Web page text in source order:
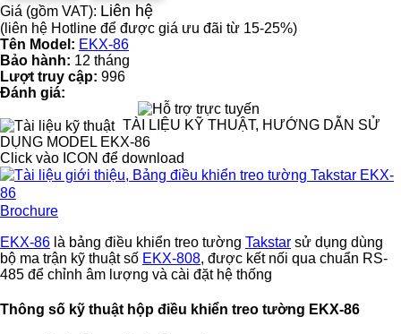
Giá (gồm VAT): Liên hệ
(liên hệ Hotline để được giá ưu đãi từ 15-25%)
Tên Model: EKX-86
Bảo hành: 12 tháng
Lượt truy cập: 996
Đánh giá:
TÀI LIỆU KỸ THUẬT, HƯỚNG DẪN SỬ
DỤNG MODEL EKX-86
Click vào ICON để download
Brochure
EKX-86 là bảng điều khiển treo tường Takstar sử dụng dùng
bộ ma trận kỹ thuật số EKX-808, được kết nối qua chuẩn RS-
485 để chỉnh âm lượng và cài đặt hệ thống
Thông số kỹ thuật hộp điều khiển treo tường EKX-86